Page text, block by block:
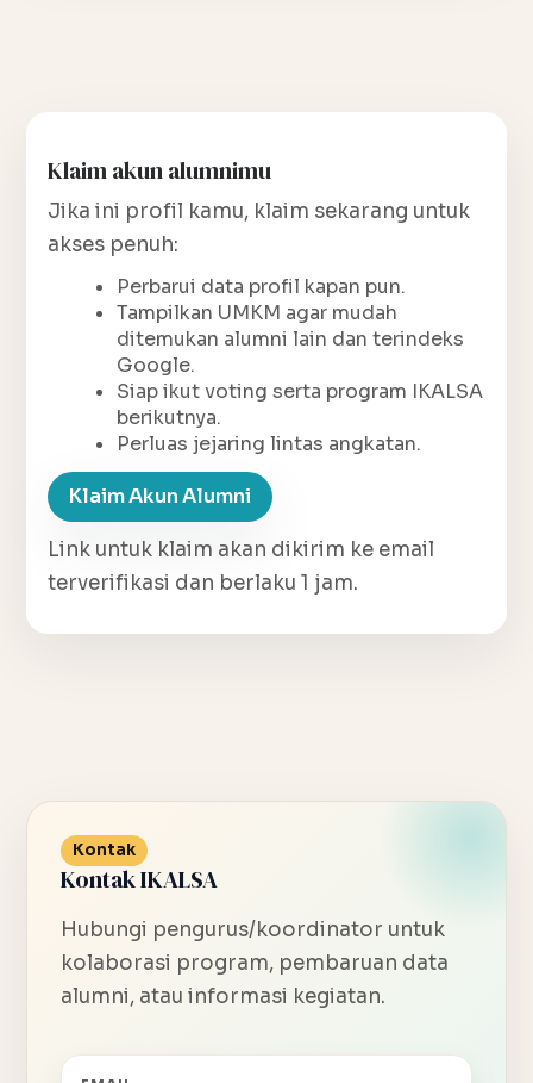
Klaim akun alumnimu
Jika ini profil kamu, klaim sekarang untuk
akses penuh:
Perbarui data profil kapan pun.
Tampilkan UMKM agar mudah
ditemukan alumni lain dan terindeks
Google.
Siap ikut voting serta program IKALSA
berikutnya.
Perluas jejaring lintas angkatan.
Klaim Akun Alumni
Link untuk klaim akan dikirim ke email
terverifikasi dan berlaku 1 jam.
Kontak
Kontak IKALSA
Hubungi pengurus/koordinator untuk
kolaborasi program, pembaruan data
alumni, atau informasi kegiatan.